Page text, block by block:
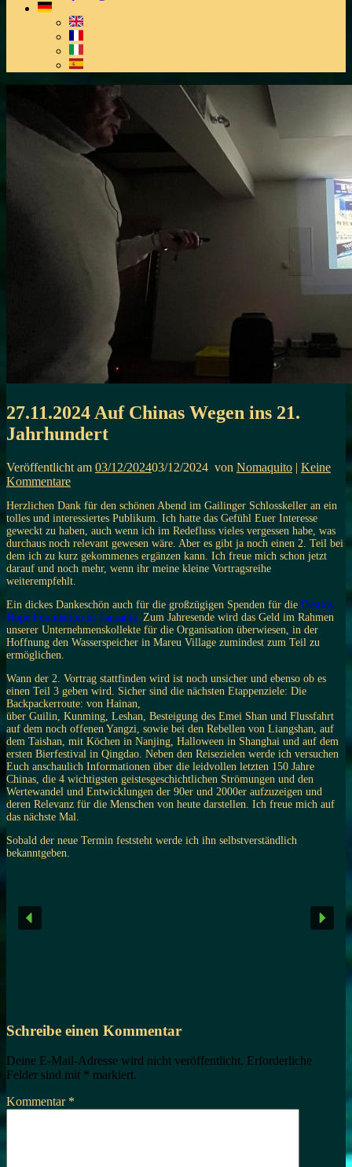
27.11.2024 Auf Chinas Wegen ins 21.
Jahrhundert
Veröffentlicht am 03/12/202403/12/2024 von Nomaquito | Keine
Kommentare
Herzlichen Dank für den schönen Abend im Gailinger Schlosskeller an ein
tolles und interessiertes Publikum. Ich hatte das Gefühl Euer Interesse
geweckt zu haben, auch wenn ich im Redefluss vieles vergessen habe, was
durchaus noch relevant gewesen wäre. Aber es gibt ja noch einen 2. Teil bei
dem ich zu kurz gekommenes ergänzen kann. Ich freue mich schon jetzt
darauf und noch mehr, wenn ihr meine kleine Vortragsreihe
weiterempfehlt.
Ein dickes Dankeschön auch für die großzügigen Spenden für die Destiny
Hope Foundation in Tansania. Zum Jahresende wird das Geld im Rahmen
unserer Unternehmenskollekte für die Organisation überwiesen, in der
Hoffnung den Wasserspeicher in Mareu Village zumindest zum Teil zu
ermöglichen.
Wann der 2. Vortrag stattfinden wird ist noch unsicher und ebenso ob es
einen Teil 3 geben wird. Sicher sind die nächsten Etappenziele: Die
Backpackerroute: von Hainan,
über Guilin, Kunming, Leshan, Besteigung des Emei Shan und Flussfahrt
auf dem noch offenen Yangzi, sowie bei den Rebellen von Liangshan, auf
dem Taishan, mit Köchen in Nanjing, Halloween in Shanghai und auf dem
ersten Bierfestival in Qingdao. Neben den Reisezielen werde ich versuchen
Euch anschaulich Informationen über die leidvollen letzten 150 Jahre
Chinas, die 4 wichtigsten geistesgeschichtlichen Strömungen und den
Wertewandel und Entwicklungen der 90er und 2000er aufzuzeigen und
deren Relevanz für die Menschen von heute darstellen. Ich freue mich auf
das nächste Mal.
Sobald der neue Termin feststeht werde ich ihn selbstverständlich
bekanntgeben.
Schreibe einen Kommentar
Deine E-Mail-Adresse wird nicht veröffentlicht. Erforderliche
Felder sind mit * markiert.
Kommentar *